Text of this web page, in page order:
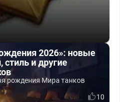
2026»: новые
стиль и другие
рождения Мира танков
10